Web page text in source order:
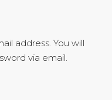
address. You will
via email.